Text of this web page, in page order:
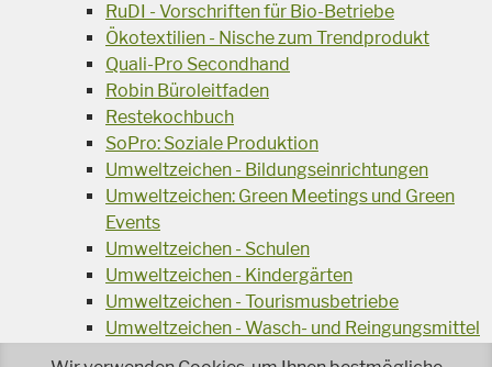
RuDI - Vorschriften für Bio-Betriebe
Ökotextilien - Nische zum Trendprodukt
Quali-Pro Secondhand
Robin Büroleitfaden
Restekochbuch
SoPro: Soziale Produktion
Umweltzeichen - Bildungseinrichtungen
Umweltzeichen: Green Meetings und Green
Events
Umweltzeichen - Schulen
Umweltzeichen - Kindergärten
Umweltzeichen - Tourismusbetriebe
Umweltzeichen - Wasch- und Reingungsmittel
Veranstaltungsreihe Ressourcen-Effizienz